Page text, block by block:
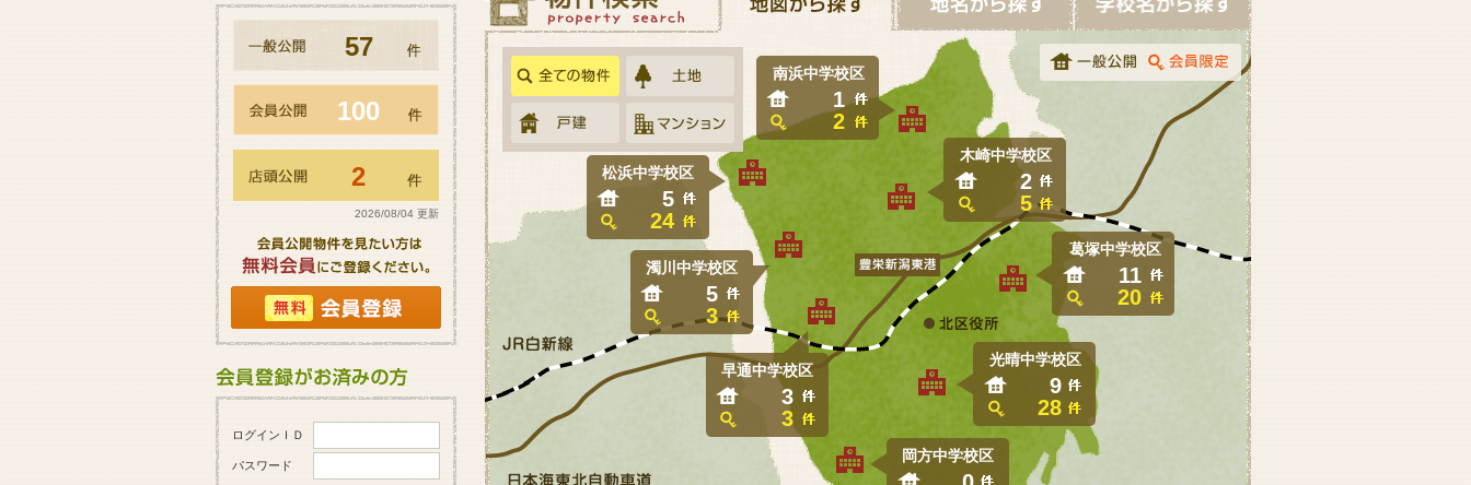
松浜中学校区
5
24
南浜中学校区
1
2
濁川中学校区
5
3
葛塚中学校区
11
20
木崎中学校区
2
5
岡方中学校区
早通中学校区
3
3
光晴中学校区
9
28
57
100
2
2026/08/04 更新
ログインＩＤ
パスワード